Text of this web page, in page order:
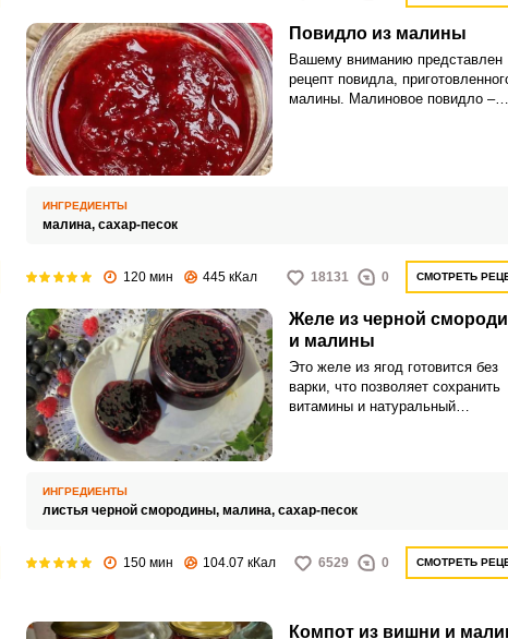
Повидло из малины
Вашему вниманию представлен
рецепт повидла,
малины. Малиновое повидло –
ИНГРЕДИЕНТЫ
малина, сахар-песок
120 мин 445 кКал 18131 0 СМОТРЕТЬ
Желе из черной
и малины
Это желе из ягод готовится без
варки, что позволяет сохранить
витамины и натуральный
ИНГРЕДИЕНТЫ
листья черной смородины, малина, сахар-песок
150 мин 104.07 кКал 6529 0 СМОТРЕТЬ
Компот из вишни и